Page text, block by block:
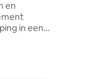
en
vind je
als thuis